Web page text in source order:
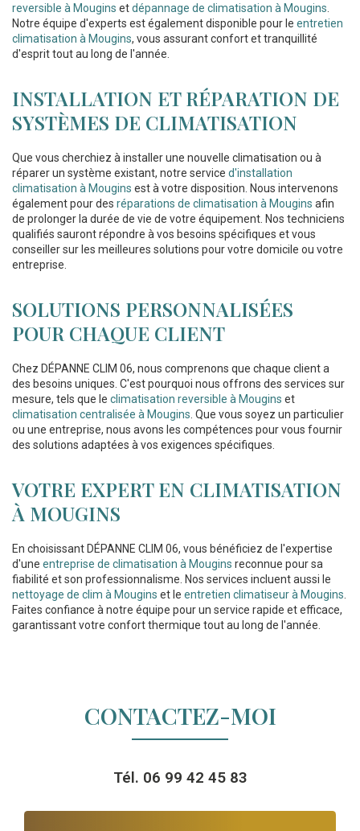
reversible à Mougins etdépannage de climatisation à Mougins
Notre équipe d'experts est également disponible pour le entretien
climatisation à Mougins, vous assurant confort et tranquillité
d'esprit tout au long de l'année.
INSTALLATION ET RÉPARATION DE
SYSTÈMES DE CLIMATISATION
Que vous cherchiez à installer une nouvelle climatisation ou à
réparer un système existant, notre service d'installation
climatisation à Mougins est à votre disposition. Nous intervenons
également pour des réparations de climatisation à Mougins afin
de prolonger la durée de vie de votre équipement. Nos techniciens
qualifiés sauront répondre à vos besoins spécifiques et vous
conseiller sur les meilleures solutions pour votre domicile ou votre
entreprise.
SOLUTIONS PERSONNALISÉES
POUR CHAQUE CLIENT
Chez DÉPANNE CLIM 06, nous comprenons que chaque client a
des besoins uniques. C'est pourquoi nous offrons des services sur
mesure, tels que le climatisation reversible à Mougins et
climatisation centralisée à Mougins . Que vous soyez un particulier
ou une entreprise, nous avons les compétences pour vous fournir
des solutions adaptées à vos exigences spécifiques.
VOTRE EXPERT EN CLIMATISATION
À MOUGINS
En choisissant DÉPANNE CLIM 06, vous bénéficiez de l'expertise
d'une entreprise de climatisation à Mougins reconnue pour sa
fiabilité et son professionnalisme. Nos services incluent aussi le
nettoyage de clim à Mougins et le entretien climatiseur à Mougins
Faites confiance à notre équipe pour un service rapide et efficace,
garantissant votre confort thermique tout au long de l'année.
CONTACTEZ-MOI
Tél. 06 99 42 45 83